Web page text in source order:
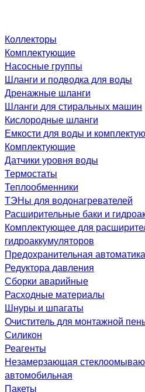
Коллекторы
Комплектующие
Насосные группы
Шланги и подводка для воды
Дренажные шланги
Шланги для стиральных машин
Кислородные шланги
Емкости для воды и
Комплектующие
Датчики уровня воды
Термостаты
Теплообменники
ТЭНы для водонагревателей
Расширительные баки и
Комплектующее для
гидроаккумуляторов
Предохранительная автоматика
Редуктора давления
Сборки аварийные
Расходные материалы
Шнуры и шпагаты
Очиститель для монтажной
Силикон
Реагенты
Незамерзающая
автомобильная
Пакеты